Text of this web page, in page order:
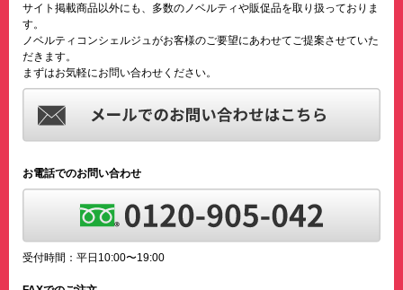
サイト掲載商品以外にも、多数のノベルティや販促品を取り扱っておりま
す。
ノベルティコンシェルジュがお客様のご要望にあわせてご提案させていた
だきます。
まずはお気軽にお問い合わせください。
お電話でのお問い合わせ
受付時間：平日10:00〜19:00